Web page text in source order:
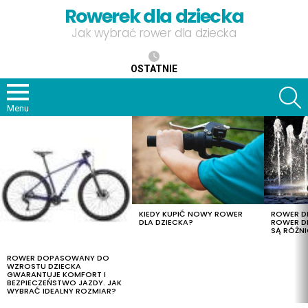
Rowerek dla dziecka
Jak wybrać rower dla dziecka
OSTATNIE
Menu
ROWER DOPASOWANY DO
WZROSTU DZIECKA
GWARANTUJE KOMFORT I
BEZPIECZEŃSTWO JAZDY. JAK
WYBRAĆ IDEALNY ROZMIAR?
KIEDY KUPIĆ NOWY ROWER
DLA DZIECKA?
ROWER
ROWER
SĄ